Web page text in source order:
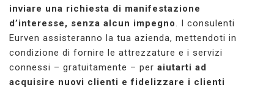
inviare una richiesta di manifestazione
d’interesse, senza alcun impegno
. I consulenti
Eurven assisteranno la tua azienda, mettendoti in
condizione di fornire le attrezzature e i servizi
connessi – gratuitamente – per aiutarti ad
acquisire nuovi clienti e fidelizzare i clienti